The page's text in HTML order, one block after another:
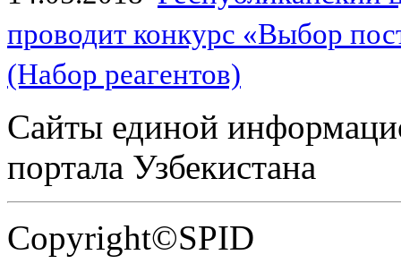
проводит конкурс «Выбор
(Набор реагентов)
Сайты единой
портала Узбекистана
Copyright©SPID